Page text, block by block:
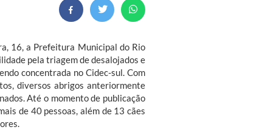
16, a Prefeitura Municipal do Rio
pela triagem de desalojados e
concentrada no Cidec-sul. Com
diversos abrigos anteriormente
Até o momento de publicação
de 40 pessoas, além de 13 cães